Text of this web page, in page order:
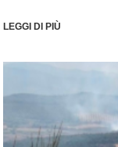
LEGGI DI PIÙ